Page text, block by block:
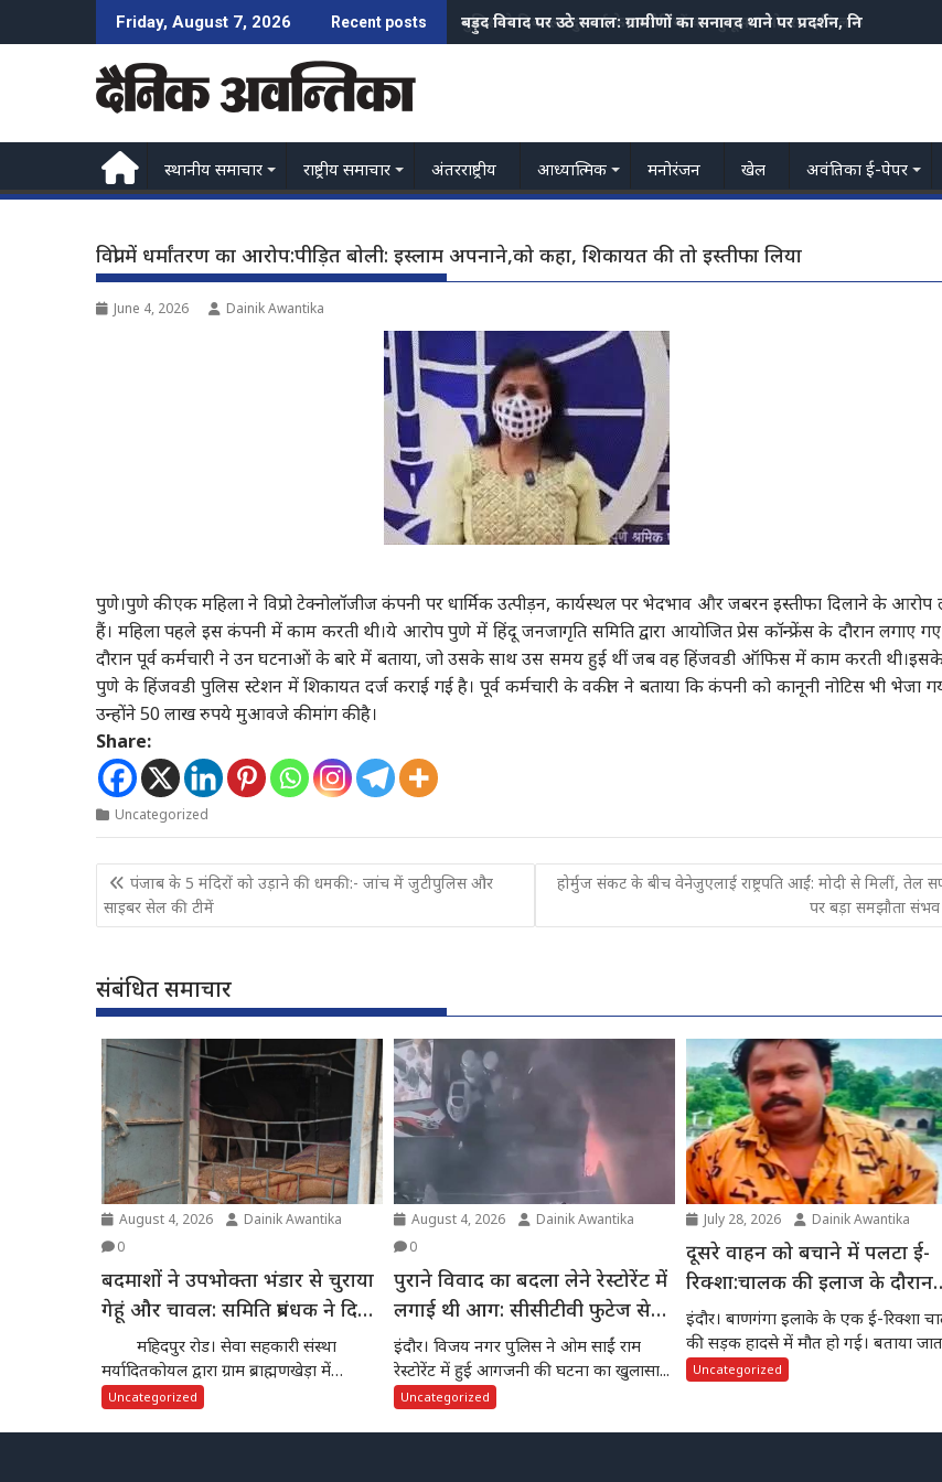
to
Friday, August 7, 2026 Recent posts पुलिस ने निकाला दुष्कर्म के आरोपियों का जुलूस,3 मोटरसाइकिल भी जप्त
स्थानीय समाचार राष्ट्रीय समाचार अंतरराष्ट्रीय आध्यात्मिक मनोरंजन खेल अवंतिका ई-पेपर
विप्रो में धर्मांतरण का आरोप:पीड़ित बोली: इस्लाम अपनाने,को कहा, शिकायत की तो इस्तीफा लिया
June 4, 2026 Dainik Awantika
पुणे।पुणे की एक महिला ने विप्रो टेक्नोलॉजीज कंपनी पर धार्मिक उत्पीड़न, कार्यस्थल पर भेदभाव और जबरन इस्तीफा दिलाने के आरोप
हैं। महिला पहले इस कंपनी में काम करती थी।ये आरोप पुणे में हिंदू जनजागृति समिति द्वारा आयोजित प्रेस कॉन्फ्रेंस के दौरान लगाए
दौरान पूर्व कर्मचारी ने उन घटनाओं के बारे में बताया, जो उसके साथ उस समय हुई थीं जब वह हिंजवडी ऑफिस में काम करती
पुणे के हिंजवडी पुलिस स्टेशन में शिकायत दर्ज कराई गई है। पूर्व कर्मचारी के वकील ने बताया कि कंपनी को कानूनी नोटिस भी भेजा
उन्होंने 50 लाख रुपये मुआवजे की मांग की है।
Share:
Uncategorized
Post
navigation
पंजाब के 5 मंदिरों को उड़ाने की धमकी:- जांच में जुटीपुलिस और
साइबर सेल की टीमें
होर्मुज संकट के बीच वेनेजुएलाई राष्ट्रपति आईं: मोदी से मिलीं, तेल
पर बड़ा समझौता संभव
संबंधित समाचार
August 4, 2026
Dainik Awantika
0
बदमाशों ने उपभोक्ता भंडार से चुराया
गेहूं और चावल: समिति प्रबंधक ने दिया
थाने में आवेदन
महिदपुर रोड। सेवा सहकारी संस्था
मर्यादितकोयल द्वारा ग्राम ब्राह्मणखेड़ा में
संचालित उपभोक्ता भंडार...
Uncategorized
August 4, 2026
Dainik Awantika
0
पुराने विवाद का बदला लेने रेस्टोरेंट में
लगाई थी आग: सीसीटीवी फुटेज से
आरोपी गिरफ्तार
इंदौर। विजय नगर पुलिस ने ओम साईं राम
रेस्टोरेंट में हुई आगजनी की घटना का खुलासा...
Uncategorized
July 28, 2026 Dainik Awantika
दूसरे वाहन को बचाने में पलटा ई-
रिक्शा:चालक की इलाज के दौरान
मौत
इंदौर। बाणगंगा इलाके के एक ई-रिक्शा
की सड़क हादसे में मौत हो गई। बताया
Uncategorized